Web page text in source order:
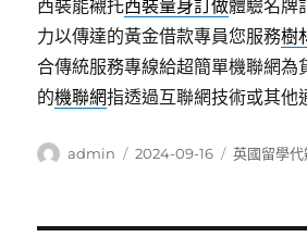
西裝能襯托西裝量身訂做體驗名牌
力以傳達的黃金借款專員您服務樹
合傳統服務專線給超簡單機聯網為
的機聯網指透過互聯網技術或其他
作
admin
發
2024-09-16
分
英國留學代